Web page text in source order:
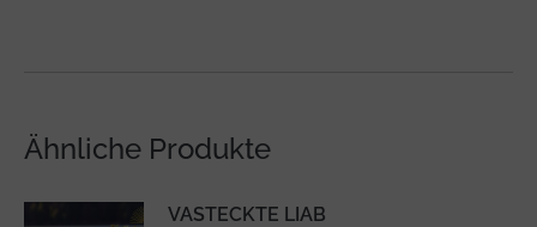
Ähnliche Produkte
VASTECKTE LIAB